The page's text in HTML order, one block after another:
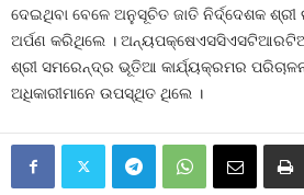
ଦେଇଥିବା ବେଳେ ଅନୁସୂଚିତ ଜାତି ନିର୍ଦ୍ଦେଶକ
ଅର୍ପଣ କରିଥିଲେ ।
ଶ୍ରୀ ସମରେନ୍ଦ୍ର ଭୂତିଆ କାର୍ଯ୍ୟକ୍ରମର
ଅଧିକାରୀମାନେ ଉପସ୍ଥିତ ଥିଲେ ।